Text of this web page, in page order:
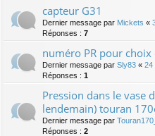
capteur G31
Dernier message par Mickets «
Réponses : 7
numéro PR pour
Dernier message par Sly83 « 24
Réponses : 1
Pression dans le vase
lendemain) touran
Dernier message par
Réponses : 2